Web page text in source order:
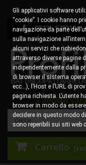
0522 - 578310
Carrello
6 agosto sarà
Gli applicativi software
“cookie”. I cookie hanno
navigazione da parte
sulla navigazione
alcuni servizi che
attraverso diverse pagine
indipendentemente dalla
di browser il sistema
ecc…), l’Host e l’URL di
pagina richiesta. L’utente
browser in modo da
decidere in questo modo
sono reperibili sui siti web